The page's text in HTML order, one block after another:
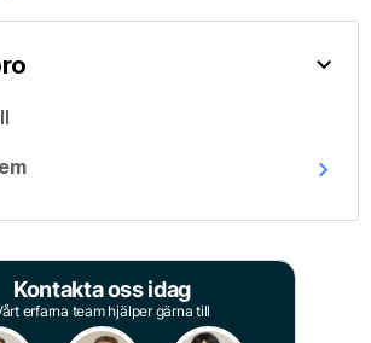
Kontakta oss idag
erfarna team hjälper gärna till